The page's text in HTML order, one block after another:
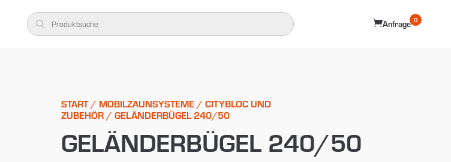
Anfrage 0
START/ MOBILZAUNSYSTEME/ CITYBLOC UND
ZUBEHÖR/ GELÄNDERBÜGEL 240/50
GELÄNDERBÜGEL 240/50